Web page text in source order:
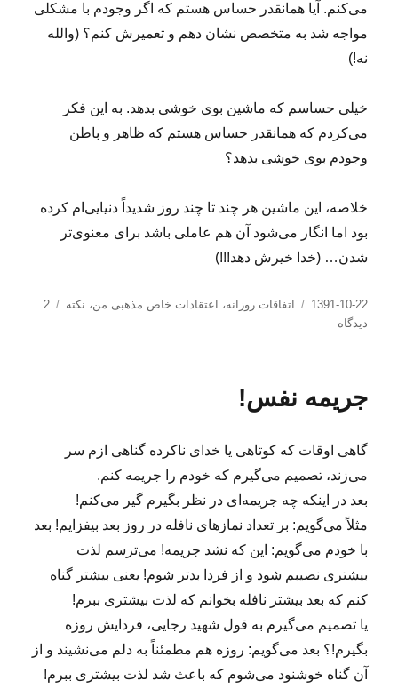
می‌کنم. آیا همانقدر حساس هستم که اگر وجودم با مشکلی
مواجه شد به متخصص نشان دهم و تعمیرش کنم؟ (والله
نه!)
خیلی حساسم که ماشین بوی خوشی بدهد. به این فکر
می‌کردم که همانقدر حساس هستم که ظاهر و باطن
وجودم بوی خوشی بدهد؟
خلاصه، این ماشین هر چند تا چند روز شدیداً دنیایی‌ام کرده
بود اما انگار می‌شود آن هم عاملی باشد برای معنوی‌تر
شدن… (خدا خیرش دهد!!!)
ارسال
شده
1391-10-22 دسته‌ها
اتفاقات روزانه، اعتقادات خاص مذهبی من، نکته
2
دیدگاه
جریمه نفس!
گاهی اوقات که کوتاهی یا خدای ناکرده گناهی ازم سر
می‌زند، تصمیم می‌گیرم که خودم را جریمه کنم.
بعد در اینکه چه جریمه‌ای در نظر بگیرم گیر می‌کنم!
مثلاً می‌گویم: بر تعداد نمازهای نافله در روز بعد بیفزایم! بعد
با خودم می‌گویم: این که نشد جریمه! می‌ترسم لذت
بیشتری نصیبم شود و از فردا بدتر شوم! یعنی بیشتر گناه
کنم که بعد بیشتر نافله بخوانم که لذت بیشتری ببرم!
یا تصمیم می‌گیرم به قول شهید رجایی، فردایش روزه
بگیرم!؟ بعد می‌گویم: روزه هم مطمئناً به دلم می‌نشیند و از
آن گناه خوشنود می‌شوم که باعث شد لذت بیشتری ببرم!